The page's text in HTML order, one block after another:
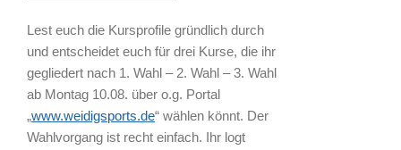
Lest euch die Kursprofile gründlich durch
und entscheidet euch für drei Kurse, die ihr
gegliedert nach 1. Wahl – 2. Wahl – 3. Wahl
ab Montag 10.08. über o.g. Portal
„www.weidigsports.de“ wählen könnt. Der
Wahlvorgang ist recht einfach. Ihr logt